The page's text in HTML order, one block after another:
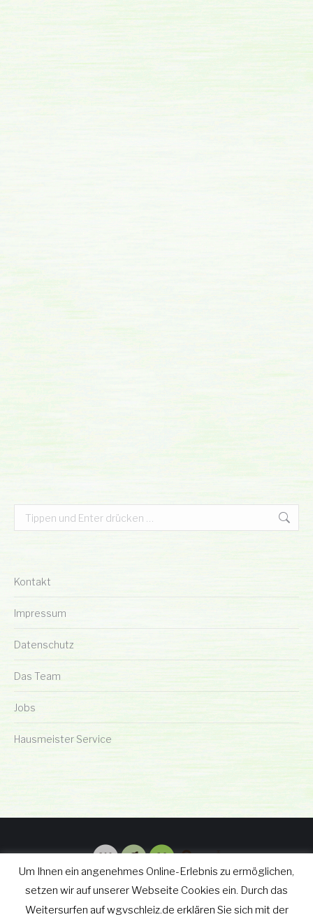
Search:
Kontakt
Impressum
Datenschutz
Das Team
Jobs
Hausmeister Service
Um Ihnen ein angenehmes Online-Erlebnis zu ermöglichen,
setzen wir auf unserer Webseite Cookies ein. Durch das
Weitersurfen auf wgvschleiz.de erklären Sie sich mit der